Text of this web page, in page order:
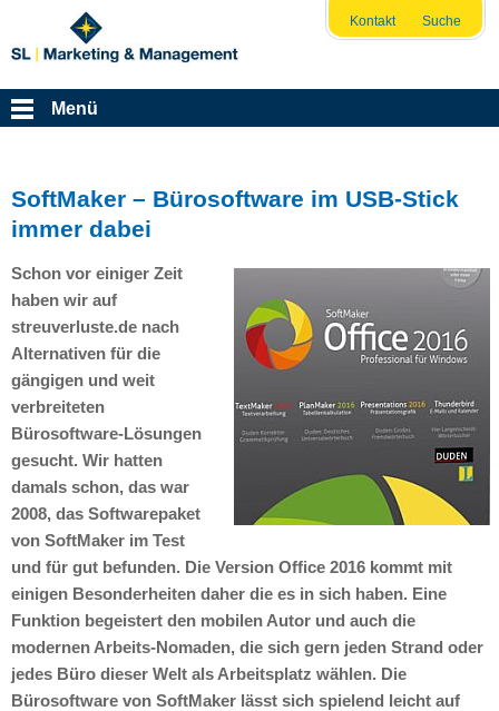
Kontakt Suche
Menü
SoftMaker – Bürosoftware im USB-Stick
immer dabei
Schon vor einiger Zeit
haben wir auf
streuverluste.de nach
Alternativen für die
gängigen und weit
verbreiteten
Bürosoftware-Lösungen
gesucht. Wir hatten
damals schon, das war
2008, das Softwarepaket
von SoftMaker im Test
und für gut befunden. Die Version Office 2016 kommt mit
einigen Besonderheiten daher die es in sich haben. Eine
Funktion begeistert den mobilen Autor und auch die
modernen Arbeits-Nomaden, die sich gern jeden Strand oder
jedes Büro dieser Welt als Arbeitsplatz wählen. Die
Bürosoftware von SoftMaker lässt sich spielend leicht auf